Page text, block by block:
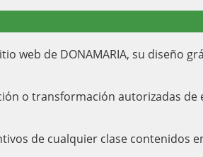
web de DONAMARIA, su diseño
o transformación autorizadas
de cualquier clase contenidos